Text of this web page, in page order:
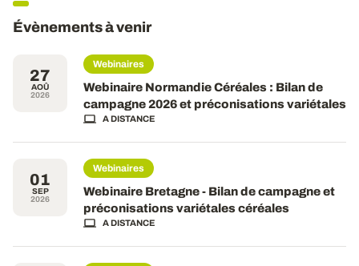
Évènements à venir
27
AOÛ
2026
Webinaires
Webinaire Normandie Céréales : Bilan de
campagne 2026 et préconisations variétales
A DISTANCE
01
SEP
2026
Webinaires
Webinaire Bretagne - Bilan de campagne et
préconisations variétales céréales
A DISTANCE